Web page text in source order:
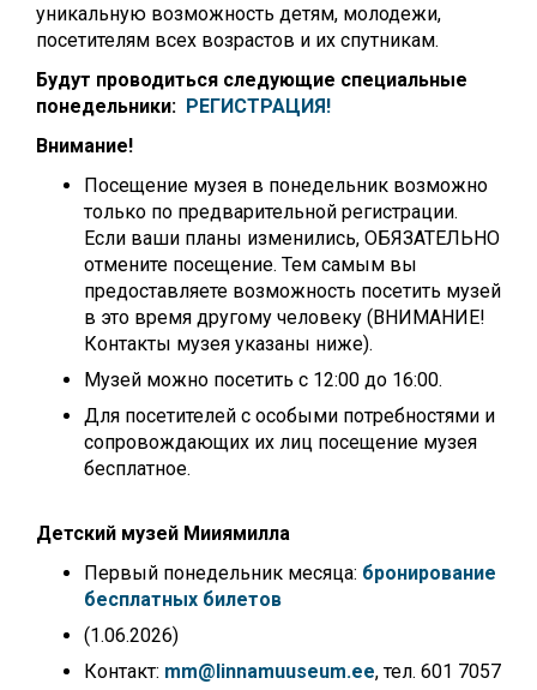
уникальную возможность детям, молодежи,
посетителям всех возрастов и их спутникам.
Будут проводиться следующие специальные
понедельники: РЕГИСТРАЦИЯ!
Внимание!
Посещение музея в понедельник возможно
только по предварительной регистрации.
Если ваши планы изменились, ОБЯЗАТЕЛЬНО
отмените посещение. Тем самым вы
предоставляете возможность посетить музей
в это время другому человеку (ВНИМАНИЕ!
Контакты музея указаны ниже).
Музей можно посетить с 12:00 до 16:00.
Для посетителей с особыми потребностями и
сопровождающих их лиц посещение музея
бесплатное.
Детский музей Мииямилла
Первый понедельник месяца: бронирование
бесплатных билетов
(1.06.2026)
Контакт: mm@linnamuuseum.ee, тел. 601 7057